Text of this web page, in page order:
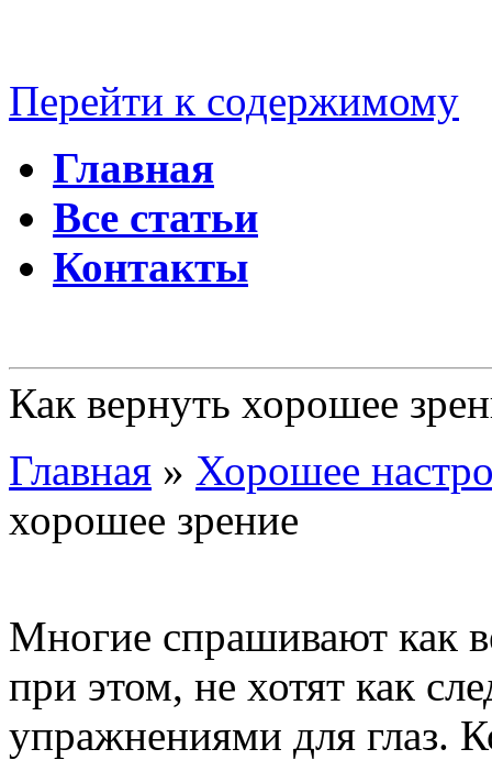
Перейти к содержимому
Главная
Все статьи
Контакты
Как вернуть хорошее
Главная » Хорошее
хорошее зрение
Многие спрашивают как
при этом, не хотят как
упражнениями для глаз.